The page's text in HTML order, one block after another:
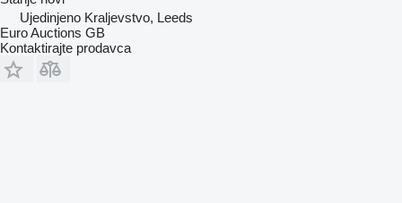
Ujedinjeno Kraljevstvo, Leeds
Euro Auctions GB
Kontaktirajte prodavca